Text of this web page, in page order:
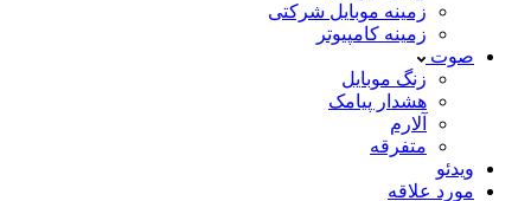
زمینه موبایل شرکتی
زمینه کامپیوتر
صوت
زنگ موبایل
هشدار پیامک
آلارم
متفرقه
ویدئو
مورد علاقه